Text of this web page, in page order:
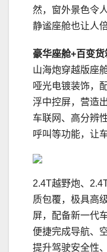
然，窗外景色令
静谧座舱也让人
豪华座舱+百变货
山海炮穿越版座
哑光电镀装饰，
浮中控屏，营造
车联网、高分辨
呼叫等功能，让
2.4T越野炮、
质包覆，极具高
屏，配备新一代
便捷完成导航、
提升驾驶安全性